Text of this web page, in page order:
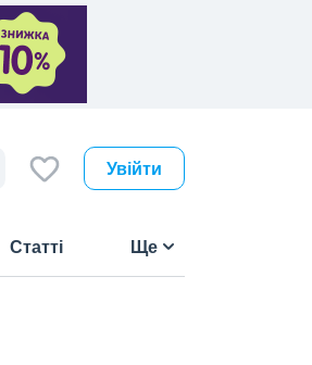
Увійти
Статті Ще